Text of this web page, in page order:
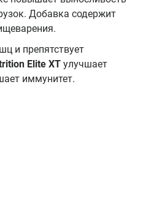
Добавка содержит
и препятствует
Elite XT улучшает
иммунитет.